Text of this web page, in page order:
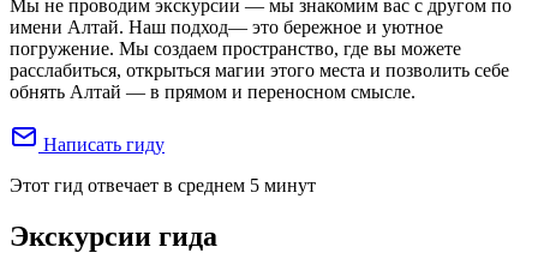
Мы не проводим экскурсии — мы знакомим вас с другом по
имени Алтай. Наш подход— это бережное и уютное
погружение. Мы создаем пространство, где вы можете
расслабиться, открыться магии этого места и позволить себе
обнять Алтай — в прямом и переносном смысле.
Написать гиду
Этот гид отвечает в среднем 5 минут
Экскурсии гида